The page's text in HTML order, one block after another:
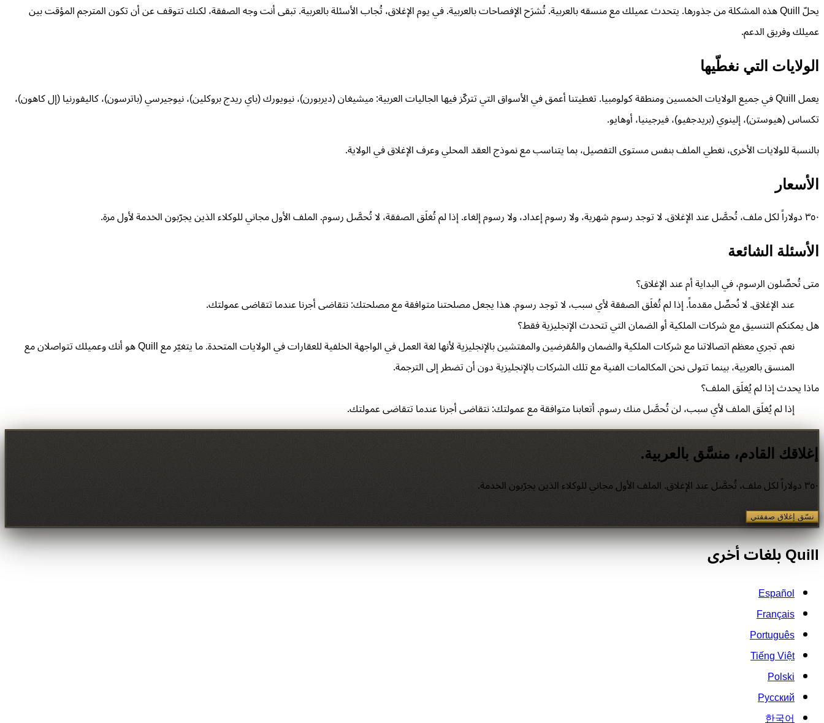
يحلّ Quill هذه المشكلة من جذورها. يتحدث عميلك مع منسقه بالعربية. تُشرَح الإفصاحات بالعربية. في يوم الإغلاق، تُجاب الأسئلة بالعربية. تبقى أنت وجه الصفقة، لكنك تتوقف عن أن تكون المترجم المؤقت بين
عميلك وفريق الدعم.
الولايات التي نغطّيها
يعمل Quill في جميع الولايات الخمسين ومنطقة كولومبيا. تغطيتنا أعمق في الأسواق التي تتركّز فيها الجاليات العربية: ميشيغان (ديربورن)، نيويورك (باي ريدج بروكلين)، نيوجيرسي (باترسون)، كاليفورنيا (إل كاهون)،
تكساس (هيوستن)، إلينوي (بريدجفيو)، فيرجينيا، أوهايو.
بالنسبة للولايات الأخرى، نغطي الملف بنفس مستوى التفصيل، بما يتناسب مع نموذج العقد المحلي وعرف الإغلاق في الولاية.
الأسعار
٣٥٠ دولاراً لكل ملف، تُحصَّل عند الإغلاق. لا توجد رسوم شهرية، ولا رسوم إعداد، ولا رسوم إلغاء. إذا لم تُغلَق الصفقة، لا تُحصَّل رسوم. الملف الأول مجاني للوكلاء الذين يجرّبون الخدمة لأول مرة.
الأسئلة الشائعة
متى تُحصِّلون الرسوم، في البداية أم عند الإغلاق؟
عند الإغلاق. لا نُحصِّل مقدماً. إذا لم تُغلَق الصفقة لأي سبب، لا توجد رسوم. هذا يجعل مصلحتنا متوافقة مع مصلحتك: نتقاضى أجرنا عندما تتقاضى عمولتك.
هل يمكنكم التنسيق مع شركات الملكية أو الضمان التي تتحدث الإنجليزية فقط؟
نعم. تجري معظم اتصالاتنا مع شركات الملكية والضمان والمُقرضين والمفتشين بالإنجليزية لأنها لغة العمل في الواجهة الخلفية للعقارات في الولايات المتحدة. ما يتغيّر مع Quill هو أنك وعميلك تتواصلان مع
المنسق بالعربية، بينما تتولى نحن المكالمات الفنية مع تلك الشركات بالإنجليزية دون أن تضطر إلى الترجمة.
ماذا يحدث إذا لم يُغلَق الملف؟
إذا لم يُغلَق الملف لأي سبب، لن تُحصَّل منك رسوم. أتعابنا متوافقة مع عمولتك: نتقاضى أجرنا عندما تتقاضى عمولتك.
إغلاقك القادم، منسَّق بالعربية.
٣٥٠ دولاراً لكل ملف، تُحصَّل عند الإغلاق. الملف الأول مجاني للوكلاء الذين يجرّبون الخدمة.
نسّق إغلاق صفقتي
Quill بلغات أخرى
Español
Français
Português
Tiếng Việt
Polski
Русский